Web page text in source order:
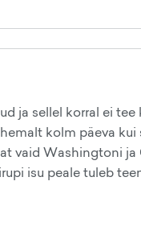
ja sellel korral ei
kolm päeva
vaid Washingtoni
isu peale tuleb